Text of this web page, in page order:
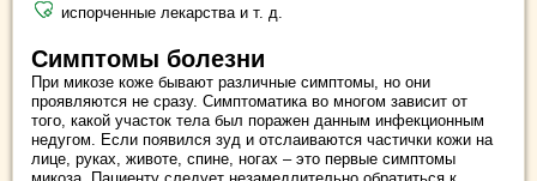
испорченные лекарства и т. д.
Симптомы болезни
При микозе коже бывают различные симптомы, но они
проявляются не сразу. Симптоматика во многом зависит от
того, какой участок тела был поражен данным инфекционным
недугом. Если появился зуд и отслаиваются частички кожи на
лице, руках, животе, спине, ногах – это первые симптомы